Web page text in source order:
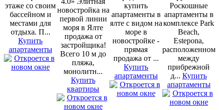
этаже со своим
бассейном и
местами для
отдыха. П...
Купить
апартаменты
новостройка на
первой линии
моря в Ялте
продажа от
застройщика!
Всего 10 м до
пляжа,
монолитн...
Купить
квартиры
купить
апартаменты в
ялте с видом на
море в
новостройке -
прямая
продажа от ...
Купить
апартаменты
Роскошные
апартаменты в
комплексе Park
Beach,
Estepona,
расположенном
между
прибрежной
д... Купить
апартаменты